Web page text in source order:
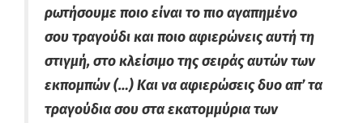
ρωτήσουμε ποιο είναι το πιο αγαπημένο
σου τραγούδι και ποιο αφιερώνεις αυτή τη
στιγμή, στο κλείσιμο της σειράς αυτών των
εκπομπών (…) Και να αφιερώσεις δυο απ’ τα
τραγούδια σου στα εκατομμύρια των